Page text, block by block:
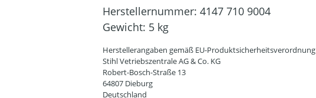
Herstellernummer: 4147 710 9004
Gewicht: 5 kg
Herstellerangaben gemäß EU-Produktsicherheitsverordnung
Stihl Vetriebszentrale AG & Co. KG
Robert-Bosch-Straße 13
64807 Dieburg
Deutschland